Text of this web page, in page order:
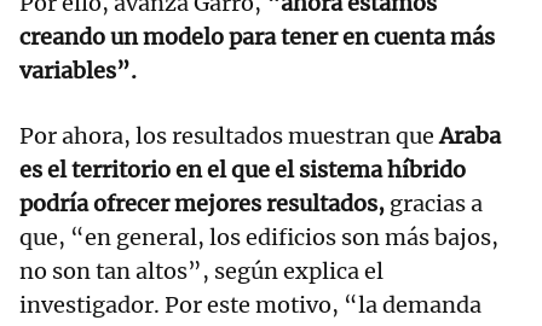
creando un modelo para tener en cuenta más
variables”.
Por ahora, los resultados muestran queAraba
es el territorio en el que el sistema híbrido
podría ofrecer mejores resultados, gracias a
que, “en general, los edificios son más bajos,
no son tan altos”, según explica el
investigador. Por este motivo, “la demanda